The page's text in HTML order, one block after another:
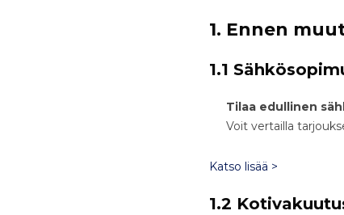
1. Ennen
1.1
Tilaa edullinen
Voit vertailla
Katso lisää >
1.2